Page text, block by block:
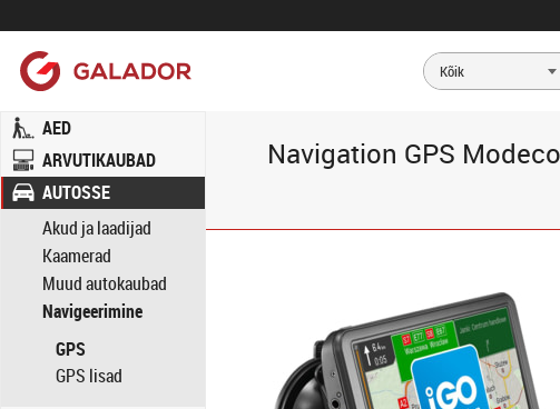
AED
ARVUTIKAUBAD
AUTOSSE
Akud ja laadijad
Kaamerad
Muud autokaubad
Navigeerimine
GPS
GPS lisad
Navigation GPS